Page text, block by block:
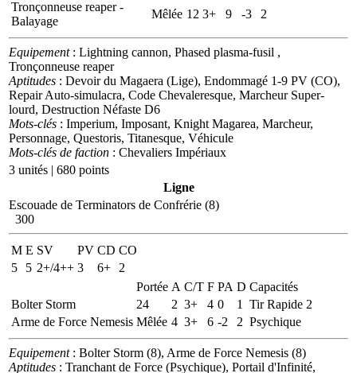
Tronçonneuse reaper -
Balayage
Mêlée 12 3+ 9 -3 2
Equipement: Lightning cannon, Phased plasma-fusil ,
Tronçonneuse reaper
Aptitudes : Devoir du Magaera (Lige), Endommagé 1-9 PV (CO),
Repair Auto-simulacra, Code Chevaleresque, Marcheur Super-
lourd, Destruction Néfaste D6
Mots-clés : Imperium, Imposant, Knight Magarea, Marcheur,
Personnage, Questoris, Titanesque, Véhicule
Mots-clés de faction : Chevaliers Impériaux
3 unités | 680 points
Ligne
Escouade de Terminators de Confrérie (8)
300
M E SV PV CD CO
5
5 2+/4++ 3 6+
2
Portée A C/T F PA D Capacités
Bolter Storm
24 2 3+ 4 0 1
Tir Rapide 2
Arme de Force Nemesis Mêlée 4 3+ 6 -2 2 Psychique
Equipement: Bolter Storm (8), Arme de Force Nemesis (8)
Aptitudes : Tranchant de Force (Psychique), Portail d'Infinité,